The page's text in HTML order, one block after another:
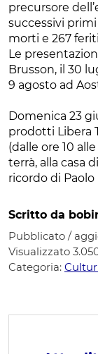
precursore
successivi primi
morti e 267
Le
Brusson, il 30
9 agosto ad
Domenica 23
prodotti Libera
(dalle ore 10
terrà, alla casa
ricordo di Paolo
Scritto da
Pubblicato /
Visualizzato
Categoria: